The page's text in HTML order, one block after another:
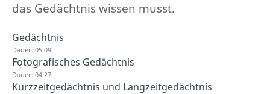
das Gedächtnis wissen musst.
Gedächtnis
Dauer: 05:09
Fotografisches Gedächtnis
Dauer: 04:27
Kurzzeitgedächtnis und Langzeitgedächtnis